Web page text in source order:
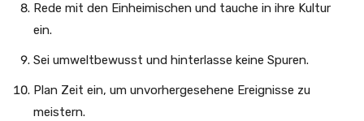
Rede mit den Einheimischen und tauche in ihre Kultur
ein.
Sei umweltbewusst und hinterlasse keine Spuren.
Plan Zeit ein, um unvorhergesehene Ereignisse zu
meistern.